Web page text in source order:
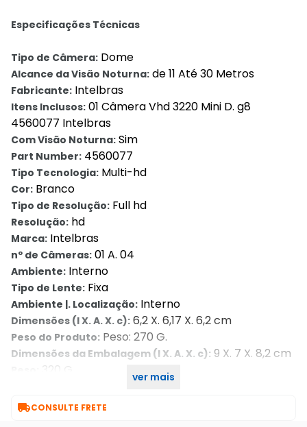
Especificações Técnicas
Tipo de Câmera: Dome
Alcance da Visão Noturna: de 11 Até 30 Metros
Fabricante: Intelbras
Itens Inclusos: 01 Câmera Vhd 3220 Mini D. g8
4560077 Intelbras
Com Visão Noturna: Sim
Part Number: 4560077
Tipo Tecnologia: Multi-hd
Cor: Branco
Tipo de Resolução: Full hd
Resolução: hd
Marca: Intelbras
nº de Câmeras: 01 A. 04
Ambiente: Interno
Tipo de Lente: Fixa
Ambiente |. Localização: Interno
Dimensões (l X. A. X. c): 6,2 X. 6,17 X. 6,2 cm
Peso do Produto: Peso: 270 G.
Dimensões da Embalagem (l X. A. X. c): 9 X. 7 X. 8,2 cm
320 G. ver mais
CONSULTE FRETE